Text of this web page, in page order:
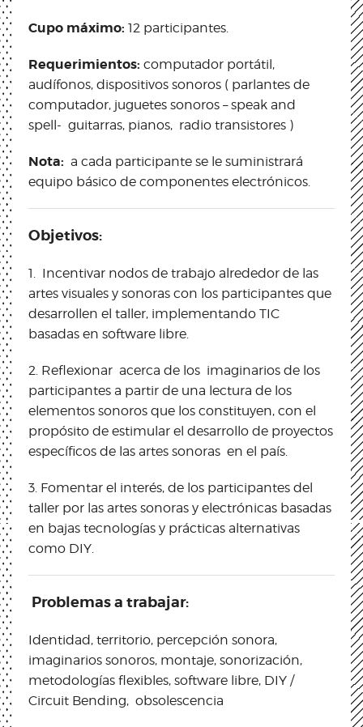
Cupo máximo: 12 participantes.
Requerimientos: computador portátil,
audífonos, dispositivos sonoros ( parlantes de
computador, juguetes sonoros – speak and
spell- guitarras, pianos, radio transistores )
Nota: a cada participante se le suministrará
equipo básico de componentes electrónicos.
Objetivos:
1. Incentivar nodos de trabajo alrededor de las
artes visuales y sonoras con los participantes que
desarrollen el taller, implementando TIC
basadas en software libre.
2. Reflexionar acerca de los imaginarios de los
participantes a partir de una lectura de los
elementos sonoros que los constituyen, con el
propósito de estimular el desarrollo de proyectos
específicos de las artes sonoras en el país.
3. Fomentar el interés, de los participantes del
taller por las artes sonoras y electrónicas basadas
en bajas tecnologías y prácticas alternativas
como DIY.
Problemas a trabajar:
Identidad, territorio, percepción sonora,
imaginarios sonoros, montaje, sonorización,
metodologías flexibles, software libre, DIY /
Circuit Bending, obsolescencia